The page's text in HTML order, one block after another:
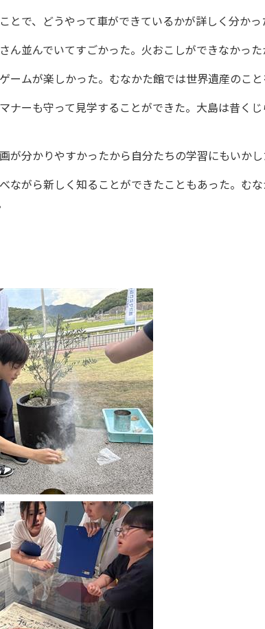
とで、どうやって車ができているかが詳しく分かっ
ん並んでいてすごかった。火おこしができなかった
ームが楽しかった。むなかた館では世界遺産のこ
ナーも守って見学することができた。大島は昔く
が分かりやすかったから自分たちの学習にもいかし
ながら新しく知ることができたこともあった。む